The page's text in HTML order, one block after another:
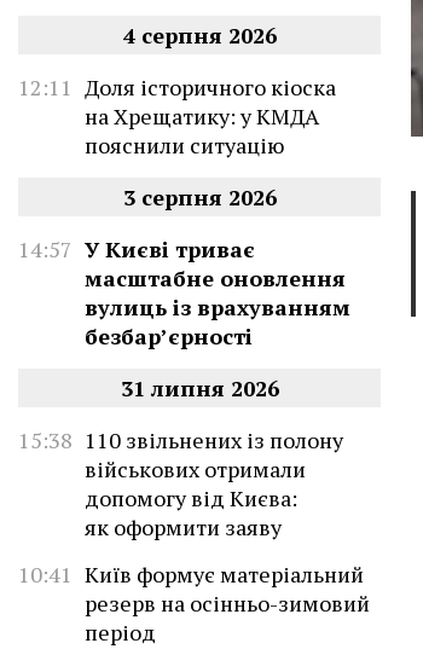
4 серпня 2026
12:11 Доля історичного кіоска
на Хрещатику: у КМДА
пояснили ситуацію
3 серпня 2026
14:57 У Києві триває
масштабне оновлення
вулиць із врахуванням
безбар’єрності
31 липня 2026
15:38 110 звільнених із полону
військових отримали
допомогу від Києва:
як оформити заяву
10:41 Київ формує матеріальний
резерв на осінньо-зимовий
період